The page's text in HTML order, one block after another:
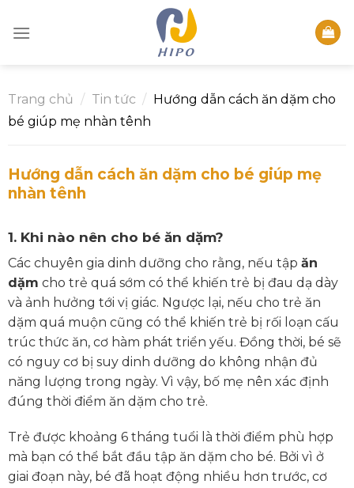
Trang chủ / Tin tức / Hướng dẫn cách ăn dặm cho
bé giúp mẹ nhàn tênh
Hướng dẫn cách ăn dặm cho bé giúp mẹ
nhàn tênh
1. Khi nào nên cho bé ăn dặm?
Các chuyên gia dinh dưỡng cho rằng, nếu tập ăn
dặm cho trẻ quá sớm có thể khiến trẻ bị đau dạ dày
và ảnh hưởng tới vị giác. Ngược lại, nếu cho trẻ ăn
dặm quá muộn cũng có thể khiến trẻ bị rối loạn cấu
trúc thức ăn, cơ hàm phát triển yếu. Đồng thời, bé sẽ
có nguy cơ bị suy dinh dưỡng do không nhận đủ
năng lượng trong ngày. Vì vậy, bố mẹ nên xác định
đúng thời điểm ăn dặm cho trẻ.
Trẻ được khoảng 6 tháng tuổi là thời điểm phù hợp
mà bạn có thể bắt đầu tập ăn dặm cho bé. Bởi vì ở
giai đoạn này, bé đã hoạt động nhiều hơn trước, cơ